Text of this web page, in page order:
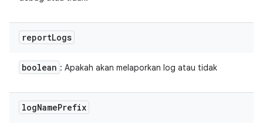
reportLogs
boolean : Apakah akan melaporkan log atau tidak
logNamePrefix